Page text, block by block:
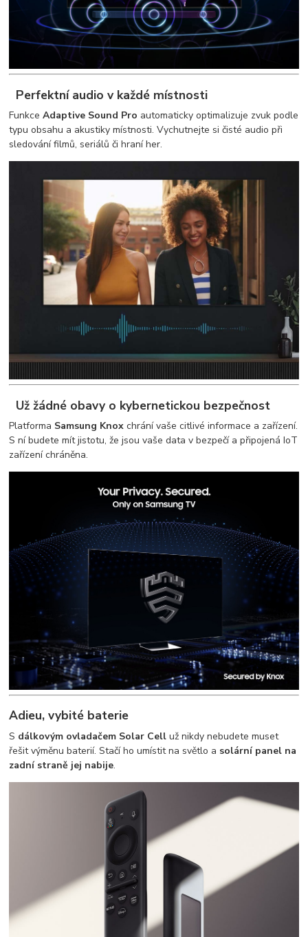
Perfektní audio v každé místnosti
FunkceAdaptive Sound Pro automaticky optimalizuje zvuk podle
typu obsahu a akustiky místnosti. Vychutnejte si čisté audio při
sledování filmů, seriálů či hraní her.
Už žádné obavy o kybernetickou bezpečnost
Platforma Samsung Knox chrání vaše citlivé informace a zařízení.
S ní budete mít jistotu, že jsou vaše data v bezpečí a připojená IoT
zařízení chráněna.
Adieu, vybité baterie
S dálkovým ovladačem Solar Cell už nikdy nebudete muset
řešit výměnu baterií. Stačí ho umístit na světlo a solární panel na
zadní straně jej nabije.